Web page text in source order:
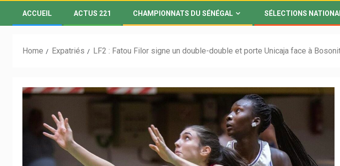
ACCUEIL ACTUS 221 CHAMPIONNATS DU SÉNÉGAL SÉLECTIONS
Home Expatriés LF2 : Fatou Filor signe un double-double et porte Unicaja face à